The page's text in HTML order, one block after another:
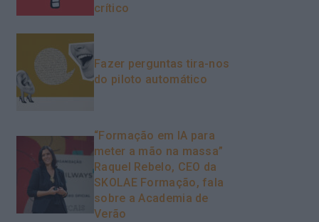
crítico
Fazer perguntas tira-nos
do piloto automático
“Formação em IA para
meter a mão na massa”
Raquel Rebelo, CEO da
SKOLAE Formação, fala
sobre a Academia de
Verão